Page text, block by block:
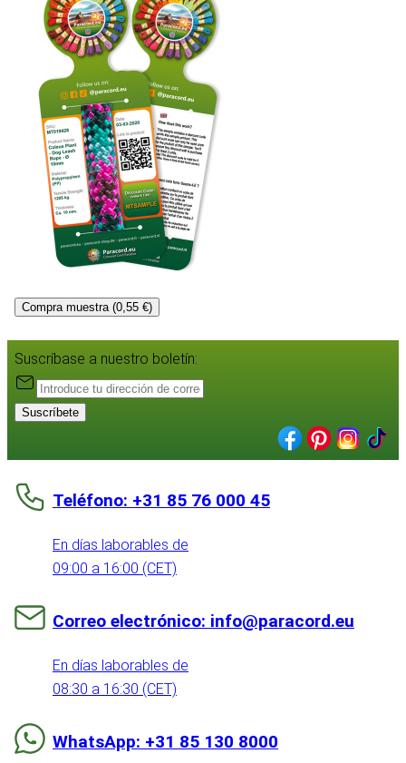
Compra muestra (0,55 €)
Suscríbase a nuestro boletín:
Suscríbete
Teléfono: +31 85 76 000 45
En días laborables de
09:00 a 16:00 (CET)
Correo electrónico: info@paracord.eu
En días laborables de
08:30 a 16:30 (CET)
WhatsApp: +31 85 130 8000